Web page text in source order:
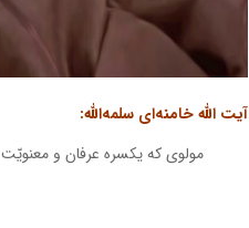
آیت الله خامنه‌ای سلمه‌الله‌:
مولوی که یکسره عرفان و